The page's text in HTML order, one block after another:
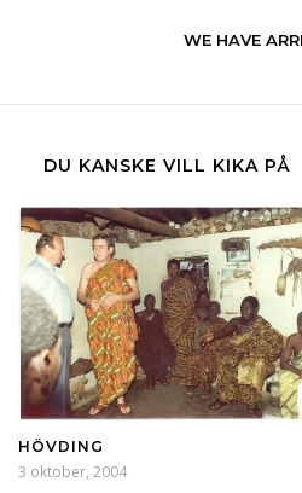
WE HAVE
DU KANSKE VILL KIKA PÅ
HÖVDING
3 oktober, 2004